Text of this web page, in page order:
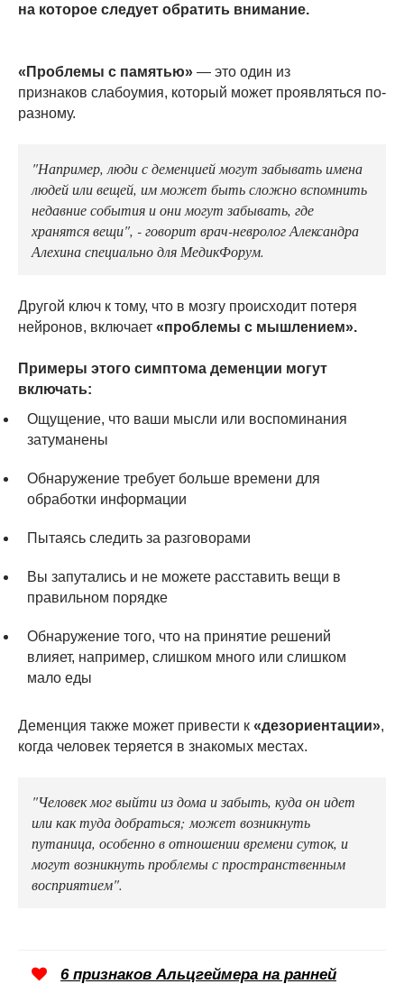
на которое следует обратить внимание.
«Проблемы с памятью» — это один из
признаков слабоумия, который может проявляться по-
разному.
"Например, люди с деменцией могут забывать имена
людей или вещей, им может быть сложно вспомнить
недавние события и они могут забывать, где
хранятся вещи", - говорит врач-невролог Александра
Алехина специально для МедикФорум.
Другой ключ к тому, что в мозгу происходит потеря
нейронов, включает «проблемы с мышлением».
Примеры этого симптома деменции могут
включать:
Ощущение, что ваши мысли или воспоминания
затуманены
Обнаружение требует больше времени для
обработки информации
Пытаясь следить за разговорами
Вы запутались и не можете расставить вещи в
правильном порядке
Обнаружение того, что на принятие решений
влияет, например, слишком много или слишком
мало еды
Деменция также может привести к «дезориентации»,
когда человек теряется в знакомых местах.
"Человек мог выйти из дома и забыть, куда он идет
или как туда добраться; может возникнуть
путаница, особенно в отношении времени суток, и
могут возникнуть проблемы с пространственным
восприятием".
6 признаков Альцгеймера на ранней